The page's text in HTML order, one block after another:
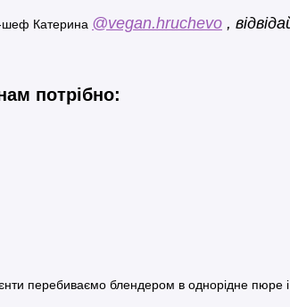
шеф Катерина @vegan.hruchevo ,
потрібно:
перебиваємо блендером в однорідне пюре і